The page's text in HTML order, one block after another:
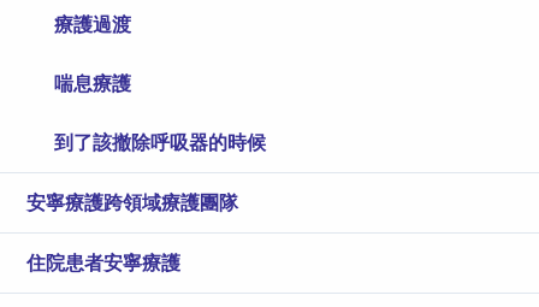
療護過渡
喘息療護
到了該撤除呼吸器的時候
安寧療護跨領域療護團隊
住院患者安寧療護